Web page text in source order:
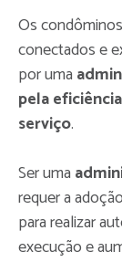
Os
conectados e
por uma
pela
serviço.
Ser uma
requer a
para realizar
execução e